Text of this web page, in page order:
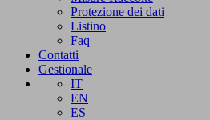
Protezione dei dati
Listino
Faq
Contatti
Gestionale
IT
EN
ES